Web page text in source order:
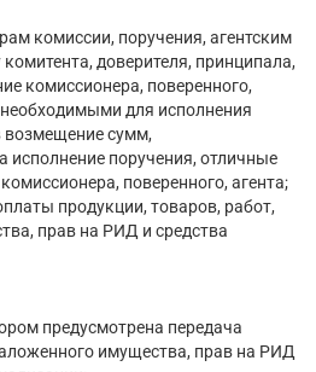
комиссии, поручения, агентским
доверителя, принципала,
комиссионера, поверенного,
для исполнения
возмещение сумм,
исполнение поручения, отличные
поверенного, агента;
продукции, товаров, работ,
прав на РИД и средства
предусмотрена передача
имущества, прав на РИД